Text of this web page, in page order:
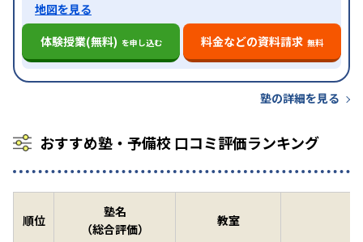
地図を見る
体験授業(無料) を申し込む 料金などの資料請求 無料
塾の詳細を見る
おすすめ塾・予備校 口コミ評価ランキング
順位
塾名
（総合評価）
教室